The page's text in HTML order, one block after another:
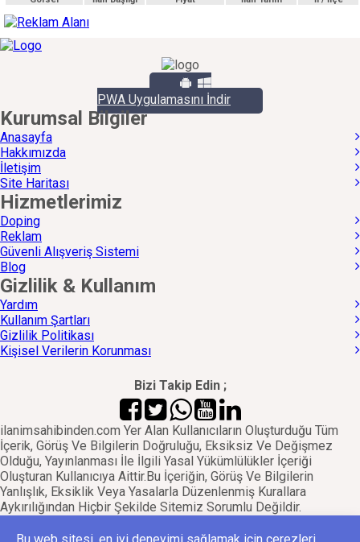
PWA Uygulamasını İndir
Kurumsal Bilgiler
Anasayfa
Hakkımızda
İletişim
Site Haritası
Hizmetlerimiz
Doping
Reklam
Güvenli Alışveriş Sistemi
Blog
Gizlilik & Kullanım
Yardım
Kullanım Şartları
Gizlilik Politikası
Kişisel Verilerin Korunması
Bizi Takip Edin ;
ilanimsahibinden.com Yer Alan Kullanıcıların Oluşturduğu Tüm
İçerik, Görüş Ve Bilgilerin Doğruluğu, Eksiksiz Ve Değişmez
Olduğu, Yayınlanması İle İlgili Yasal Yükümlülükler İçeriği
Oluşturan Kullanıcıya Aittir.Bu İçeriğin, Görüş Ve Bilgilerin
Yanlışlık, Eksiklik Veya Yasalarla Düzenlenmiş Kurallara
Aykırılığından Hiçbir Şekilde Sitemiz Sorumlu Değildir.